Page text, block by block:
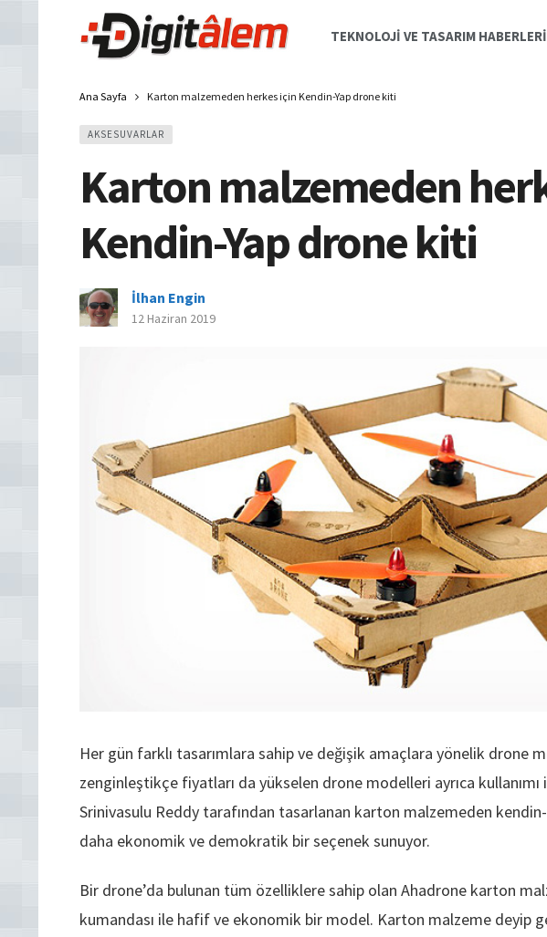
TEKNOLOJI VE TASARIM
Ana Sayfa Karton malzemeden herkes için Kendin-Yap drone kiti
AKSESUVARLAR
Karton malzemeden
Kendin-Yap drone kiti
İlhan Engin
12 Haziran 2019
Her gün farklı tasarımlara sahip ve değişik amaçlara yönelik drone
zenginleştikçe fiyatları da yükselen drone modelleri ayrıca
Srinivasulu Reddy tarafından tasarlanan karton malzemeden
daha ekonomik ve demokratik bir seçenek sunuyor.
Bir drone’da bulunan tüm özelliklere sahip olan Ahadrone karton
kumandası ile hafif ve ekonomik bir model. Karton malzeme deyip